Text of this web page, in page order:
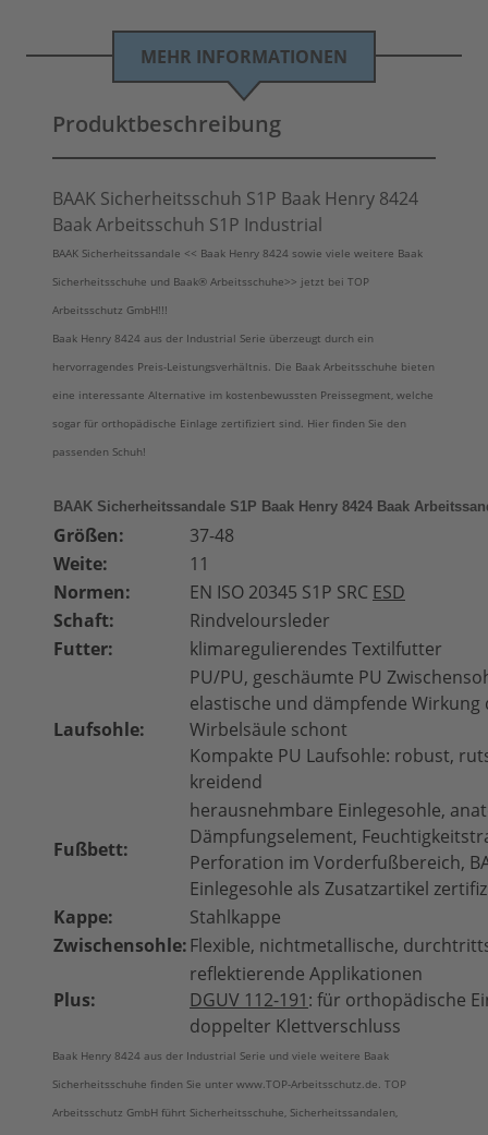
MEHR INFORMATIONEN
Produktbeschreibung
BAAK Sicherheitsschuh S1P Baak Henry 8424
Baak Arbeitsschuh S1P Industrial
BAAK Sicherheitssandale << Baak Henry 8424 sowie viele weitere Baak
Sicherheitsschuhe und Baak® Arbeitsschuhe>> jetzt bei TOP
Arbeitsschutz GmbH!!!
Baak Henry 8424 aus der Industrial Serie überzeugt durch ein
hervorragendes Preis-Leistungsverhältnis. Die Baak Arbeitsschuhe bieten
eine interessante Alternative im kostenbewussten Preissegment, welche
sogar für orthopädische Einlage zertifiziert sind. Hier finden Sie den
passenden Schuh!
BAAK Sicherheitssandale S1P Baak Henry 8424 Baak
Größen:
37-48
Weite:
11
Normen:
EN ISO 20345 S1P SRC ESD
Schaft:
Rindveloursleder
Futter:
klimaregulierendes Textilfutter
Laufsohle:
PU/PU, geschäumte PU
elastische und dämpfende Wirkung
Wirbelsäule schont
Kompakte PU Laufsohle: robust,
kreidend
Fußbett:
herausnehmbare Einlegesohle,
Dämpfungselement,
Perforation im Vorderfußbereich,
Einlegesohle als Zusatzartikel
Kappe:
Stahlkappe
Zwischensohle:Flexible, nichtmetallische,
Plus:
reflektierende Applikationen
DGUV 112-191: für orthopädische
doppelter Klettverschluss
Baak Henry 8424 aus der Industrial Serie und viele weitere Baak
Sicherheitsschuhe finden Sie unter www.TOP-Arbeitsschutz.de. TOP
Arbeitsschutz GmbH führt Sicherheitsschuhe, Sicherheitssandalen,